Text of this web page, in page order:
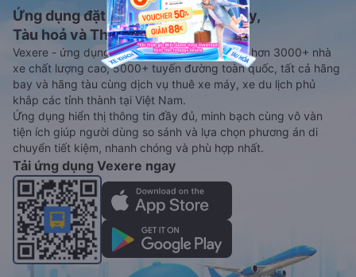
Ứng dụng đặt vé Xe khách, Máy bay,
Tàu hoả và Thuê xe
Vexere - ứng dụng đặt vé đa phương tiện với hơn 3000+ nhà
xe chất lượng cao, 5000+ tuyến đường toàn quốc, tất cả hãng
bay và hãng tàu cùng dịch vụ thuê xe máy, xe du lịch phủ
khắp các tỉnh thành tại Việt Nam.
Ứng dụng hiển thị thông tin đầy đủ, minh bạch cùng vô vàn
tiện ích giúp người dùng so sánh và lựa chọn phương án di
chuyển tiết kiệm, nhanh chóng và phù hợp nhất.
Tải ứng dụng Vexere ngay